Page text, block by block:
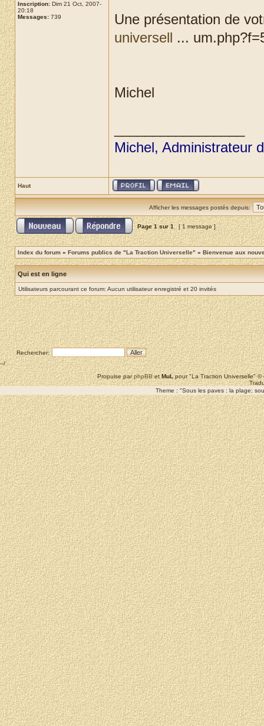
Inscription: Dim 21 Oct, 2007-
20:18
Messages: 739
Une présentation de
universell ...
Michel
Michel, Administrateur
Haut
Afficher les messages postés depuis:
Page1sur1 [ 1 message ]
Index du forum » Forums publics de "La Traction Universelle" » Bienvenue aux
Qui est en ligne
Utilisateurs parcourant ce forum: Aucun utilisateur enregistré et 20 invités
Rechercher:
--/
Propulse parphpBBetMuLpour "La Traction Universelle"
Theme : "Sous les paves : la plage;